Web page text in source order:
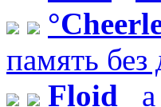
память
Floid